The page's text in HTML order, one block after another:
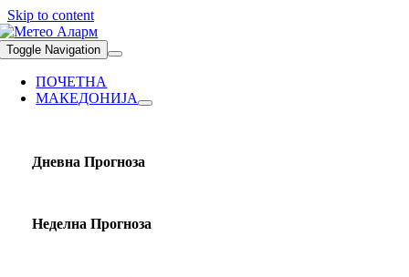
Skip to content
Toggle Navigation
ПОЧЕТНА
МАКЕДОНИЈА
Дневна Прогноза
Неделна Прогноза